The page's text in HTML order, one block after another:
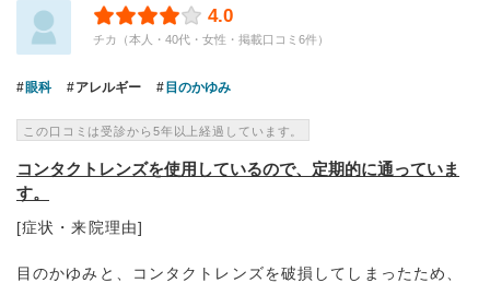
4.0
チカ（本人・40代・女性・掲載口コミ6件）
眼科 アレルギー 目のかゆみ
この口コミは受診から5年以上経過しています。
コンタクトレンズを使用しているので、定期的に通っていま
す。
[症状・来院理由]
目のかゆみと、コンタクトレンズを破損してしまったため、